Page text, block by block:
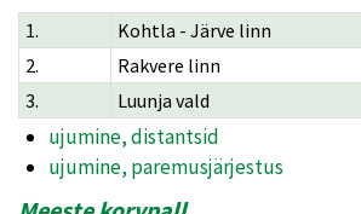
1.
Kohtla - Järve linn
2.
Rakvere linn
3.
Luunja vald
ujumine, distantsid
ujumine, paremusjärjestus